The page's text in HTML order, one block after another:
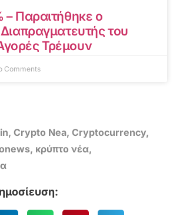
– Παραιτήθηκε ο
του
Τρέμουν
Comments
, Crypto Nea, Cryptocurrency,
, κρύπτο νέα,